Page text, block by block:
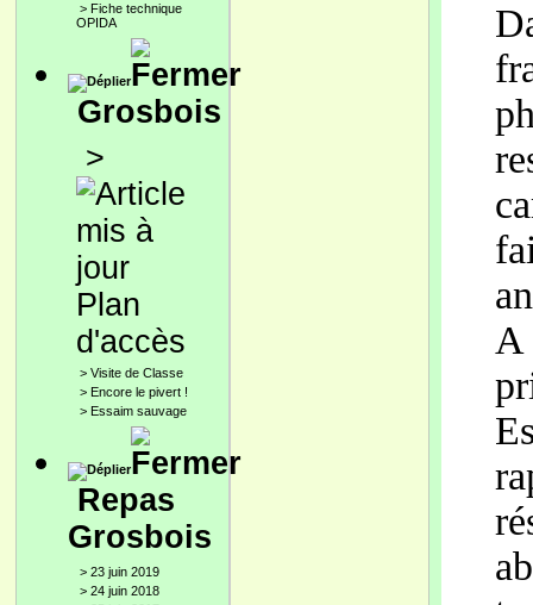
> Fiche technique
OPIDA
Grosbois
>
Plan
d'accès
> Visite de Classe
> Encore le pivert !
> Essaim sauvage
Repas
Grosbois
> 23 juin 2019
> 24 juin 2018
A